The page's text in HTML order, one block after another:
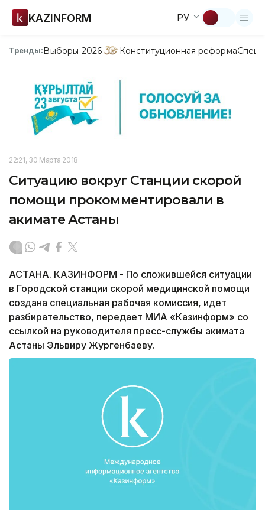
KAZINFORM РУ
Тренды:Выборы-2026 Конституционная реформа
22:21, 30 Марта 2018
Ситуацию вокруг Станции скорой
помощи прокомментировали в
акимате Астаны
АСТАНА. КАЗИНФОРМ - По сложившейся ситуации
в Городской станции скорой медицинской помощи
создана специальная рабочая комиссия, идет
разбирательство, передает МИА «Казинформ» со
ссылкой на руководителя пресс-службы акимата
Астаны Эльвиру Жургенбаеву.